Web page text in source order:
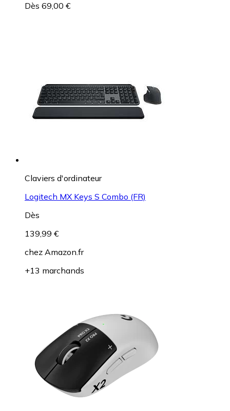
Dès 69,00 €
Claviers d'ordinateur
Logitech MX Keys S Combo (FR)
Dès
139,99 €
chez Amazon.fr
+13 marchands